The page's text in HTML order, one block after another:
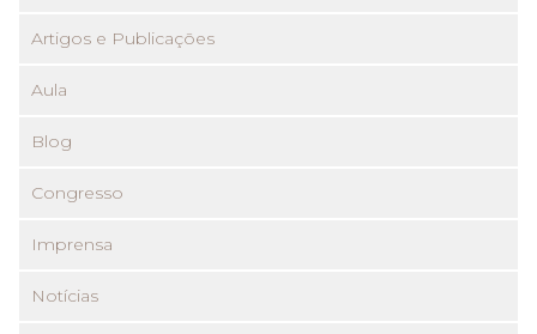
Artigos e Publicações
Aula
Blog
Congresso
Imprensa
Notícias